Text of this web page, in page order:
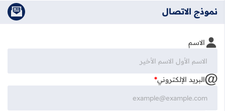
نموذج الاتصال
الاسم
البريد الإلكتروني*